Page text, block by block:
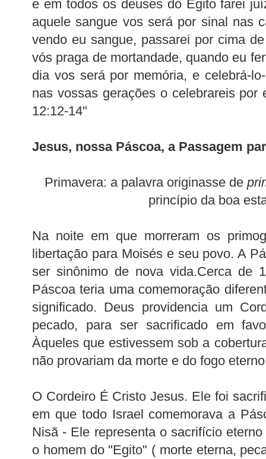
e em todos os deuses do Egito farei
aquele sangue vos será por sinal nas
vendo eu sangue, passarei por cima
vós praga de mortandade, quando eu
dia vos será por memória, e celebrá-
nas vossas gerações o celebrareis por
12:12-14"
Jesus, nossa Páscoa, a Passagem
Primavera: a palavra originasse de
princípio da boa
Na noite em que morreram os
libertação para Moisés e seu povo. A
ser sinônimo de nova vida.Cerca de
Páscoa teria uma comemoração
significado. Deus providencia um
pecado, para ser sacrificado em
Àqueles que estivessem sob a
não provariam da morte e do fogo
O Cordeiro É Cristo Jesus. Ele foi
em que todo Israel comemorava a
Nisã - Ele representa o sacrifício
o homem do "Egito" ( morte eterna,